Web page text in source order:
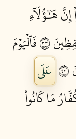
إِنَّ هَٰٓؤُلَآءِ
٣٣
فَٱلۡيَوۡمَ
عَلَى
مَا كَانُواْ